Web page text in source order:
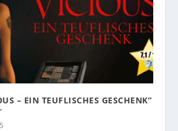
– EIN TEUFLISCHES GESCHENK“